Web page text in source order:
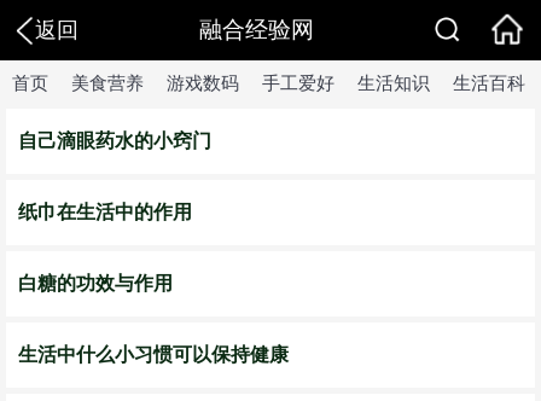
返回 融合经验网
首页 美食营养 游戏数码 手工爱好 生活知识 生活百科
自己滴眼药水的小窍门
纸巾在生活中的作用
白糖的功效与作用
生活中什么小习惯可以保持健康